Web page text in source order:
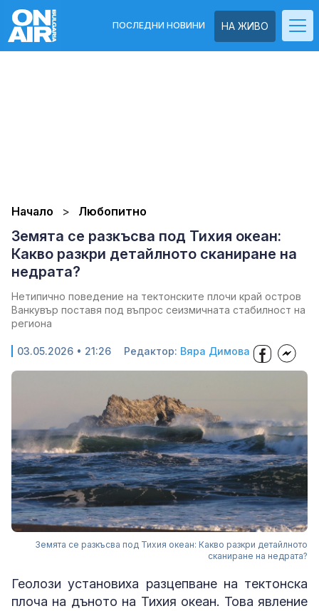
НА ЖИВО
ПОСЛЕДНИ НОВИНИ
Начало Любопитно
Земята се разкъсва под Тихия океан:
Какво разкри детайлното сканиране на
недрата?
Нетипично поведение на тектонските плочи край остров
Ванкувър поставя под въпрос сеизмичната стабилност на
региона
03.05.2026 • 21:26 Редактор: Вяра Димова
Земята се разкъсва под Тихия океан: Какво разкри детайлното
сканиране на недрата?
Геолози установиха разцепване на тектонска
плоча на дъното на Тихия океан. Това явление